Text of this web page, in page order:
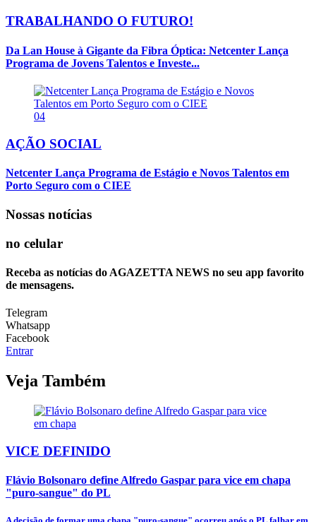
TRABALHANDO O FUTURO!
Da Lan House à Gigante da Fibra Óptica: Netcenter Lança
Programa de Jovens Talentos e Investe...
04
AÇÃO SOCIAL
Netcenter Lança Programa de Estágio e Novos Talentos em
Porto Seguro com o CIEE
Nossas notícias
no celular
Receba as notícias do AGAZETTA NEWS no seu app favorito
de mensagens.
Telegram
Whatsapp
Facebook
Entrar
Veja Também
VICE DEFINIDO
Flávio Bolsonaro define Alfredo Gaspar para vice em chapa
"puro-sangue" do PL